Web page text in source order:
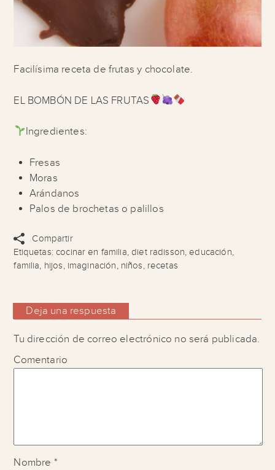
Facilísima receta de frutas y chocolate.
EL BOMBÓN DE LAS FRUTAS
Ingredientes:
Fresas
Moras
Arándanos
Palos de brochetas o palillos
Compartir
Etiquetas: cocinar en familia, diet radisson,educación,
familia, hijos, imaginación, niños, recetas
Deja una respuesta
Tu dirección de correo electrónico no será publicada.
Comentario
Nombre *